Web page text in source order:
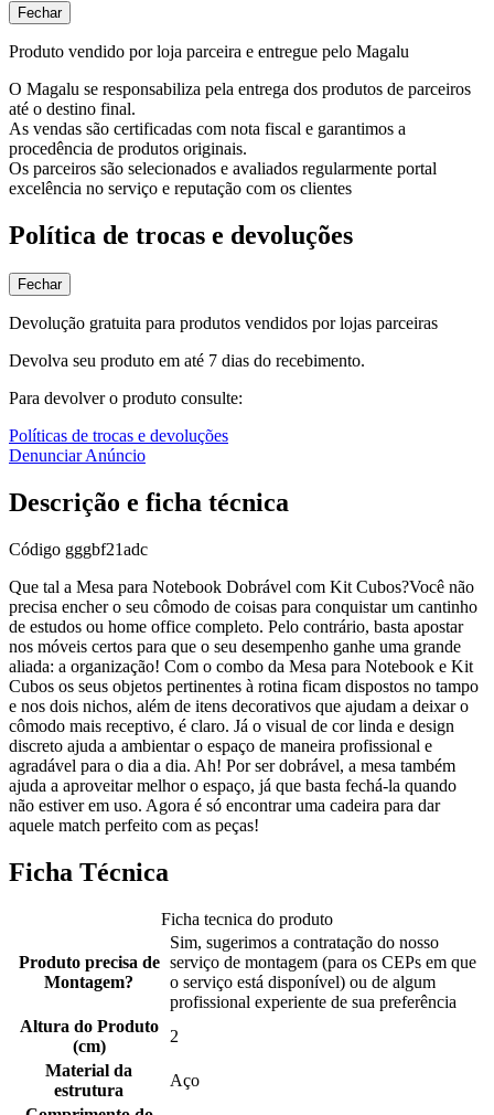
Fechar
Produto vendido por loja parceira e entregue pelo Magalu
O Magalu se responsabiliza pela entrega dos produtos de parceiros
até o destino final.
As vendas são certificadas com nota fiscal e garantimos a
procedência de produtos originais.
Os parceiros são selecionados e avaliados regularmente portal
excelência no serviço e reputação com os clientes
Política de trocas e devoluções
Fechar
Devolução gratuita para produtos vendidos por lojas parceiras
Devolva seu produto em até 7 dias do recebimento.
Para devolver o produto consulte:
Políticas de trocas e devoluções
Denunciar Anúncio
Descrição e ficha técnica
Código gggbf21adc
Que tal a Mesa para Notebook Dobrável com Kit Cubos?Você não
precisa encher o seu cômodo de coisas para conquistar um cantinho
de estudos ou home office completo. Pelo contrário, basta apostar
nos móveis certos para que o seu desempenho ganhe uma grande
aliada: a organização! Com o combo da Mesa para Notebook e Kit
Cubos os seus objetos pertinentes à rotina ficam dispostos no tampo
e nos dois nichos, além de itens decorativos que ajudam a deixar o
cômodo mais receptivo, é claro. Já o visual de cor linda e design
discreto ajuda a ambientar o espaço de maneira profissional e
agradável para o dia a dia. Ah! Por ser dobrável, a mesa também
ajuda a aproveitar melhor o espaço, já que basta fechá-la quando
não estiver em uso. Agora é só encontrar uma cadeira para dar
aquele match perfeito com as peças!
Ficha Técnica
Ficha tecnica do produto
Produto precisa de
Montagem?
Sim, sugerimos a contratação do nosso
serviço de montagem (para os CEPs em que
o serviço está disponível) ou de algum
profissional experiente de sua preferência
Altura do Produto
(cm)
2
Material da
estrutura
Aço